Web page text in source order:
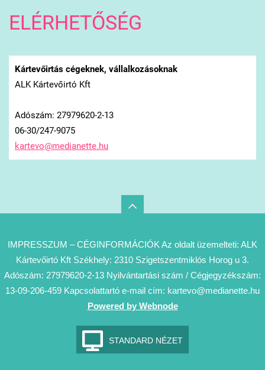
ELÉRHETŐSÉG
Kártevőirtás cégeknek, vállalkozásoknak
ALK Kártevőirtó Kft
Adószám: 27979620-2-13
06-30/247-9075
kartevo@medianette.hu
IMPRESSZUM – CÉGINFORMÁCIÓK Az oldalt üzemelteti: ALK
Kártevőirtó Kft Székhely: 2310 Szigetszentmiklós Horog u 3.
Adószám: 27979620-2-13 Nyilvántartási szám / Cégjegyzékszám:
13-09-206-459 Kapcsolattartó e-mail cím: kartevo@medianette.hu
Powered by Webnode
STANDARD NÉZET